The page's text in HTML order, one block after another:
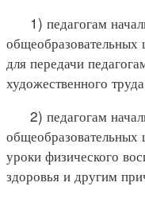
1) педагогам
для передачи
художественного
2) педагогам
общеобразовательных
уроки физического
здоровья и другим